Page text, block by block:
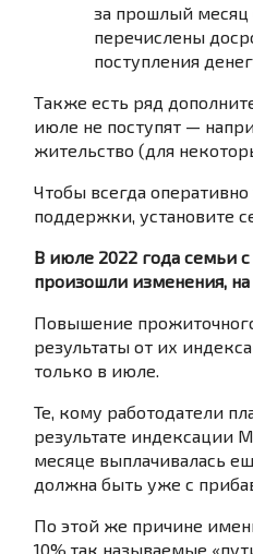
за прошлый месяц
перечислены
поступления
Также есть ряд
июле не поступят —
жительство (для
Чтобы всегда
поддержки, установите
В июле 2022 года семьи
произошли изменения,
Повышение
результаты от их
только в июле.
Те, кому работодатели
результате индексации
месяце выплачивалась
должна быть уже с
По этой же причине
10%,так называемые